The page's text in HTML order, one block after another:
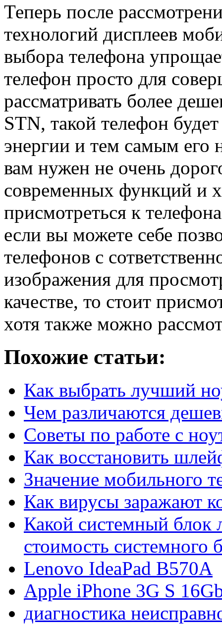
Теперь после
технологий дисплеев
выбора телефона
телефон просто для
рассматривать более
STN, такой телефон
энергии и тем самым его
вам нужен не очень
современных функций и
присмотреться к
если вы можете себе
телефонов с
изображения для
качестве, то стоит
хотя также можно
Похожие статьи:
Как выбрать лучший
Чем различаются
Советы по работе с
Как восстановить
Значение мобильного
Как вирусы заражают
Какой системный блок
стоимость системного
Lenovo IdeaPad B570A
Apple iPhone 3G S
диагностика